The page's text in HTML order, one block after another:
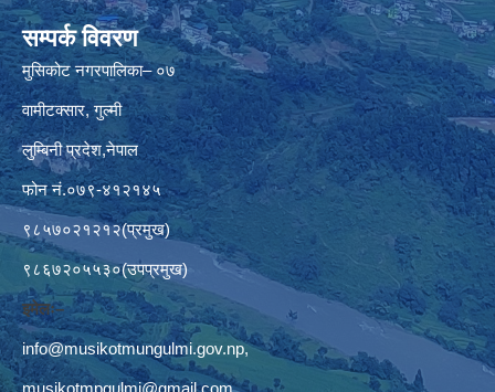
सम्पर्क विवरण
मुसिकोट नगरपालिका– ०७
वामीटक्सार, गुल्मी
लुम्बिनी प्रदेश,नेपाल
फोन नं.०७९-४१२१४५
९८५७०२१२१२(प्रमुख)
९८६७२०५५३०(उपप्रमुख)
इमेलः–
info@musikotmungulmi.gov.np,